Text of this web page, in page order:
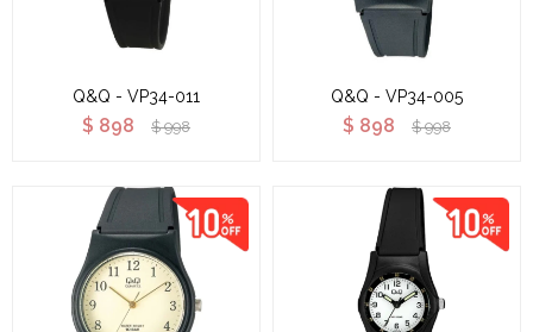
Q&Q - VP34-011
$ 898 $ 998
Q&Q - VP34-005
$ 898 $ 998